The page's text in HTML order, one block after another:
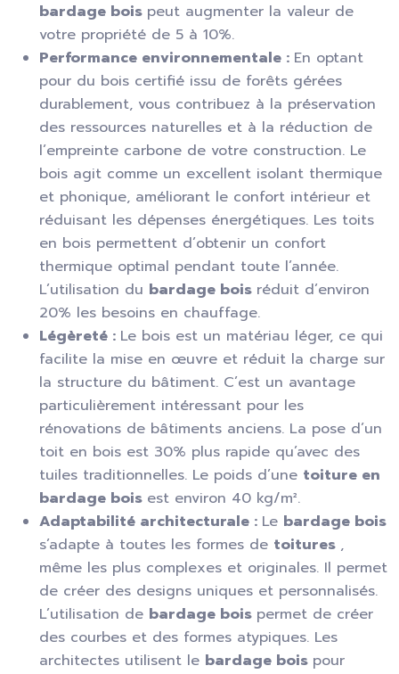
bardage bois peut augmenter la valeur de
votre propriété de 5 à 10%.
Performance environnementale : En optant
pour du bois certifié issu de forêts gérées
durablement, vous contribuez à la préservation
des ressources naturelles et à la réduction de
l’empreinte carbone de votre construction. Le
bois agit comme un excellent isolant thermique
et phonique, améliorant le confort intérieur et
réduisant les dépenses énergétiques. Les toits
en bois permettent d’obtenir un confort
thermique optimal pendant toute l’année.
L’utilisation du bardage bois réduit d’environ
20% les besoins en chauffage.
Légèreté : Le bois est un matériau léger, ce qui
facilite la mise en œuvre et réduit la charge sur
la structure du bâtiment. C’est un avantage
particulièrement intéressant pour les
rénovations de bâtiments anciens. La pose d’un
toit en bois est 30% plus rapide qu’avec des
tuiles traditionnelles. Le poids d’une toiture en
bardage bois est environ 40 kg/m².
Adaptabilité architecturale : Le bardage bois
s’adapte à toutes les formes de toitures ,
même les plus complexes et originales. Il permet
de créer des designs uniques et personnalisés.
L’utilisation de bardage bois permet de créer
des courbes et des formes atypiques. Les
architectes utilisent le bardage bois pour